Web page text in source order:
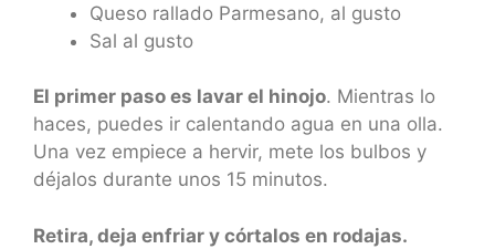
Queso rallado Parmesano, al gusto
Sal al gusto
El primer paso es lavar el hinojo. Mientras lo
haces, puedes ir calentando agua en una olla.
Una vez empiece a hervir, mete los bulbos y
déjalos durante unos 15 minutos.
Retira, deja enfriar y córtalos en rodajas.